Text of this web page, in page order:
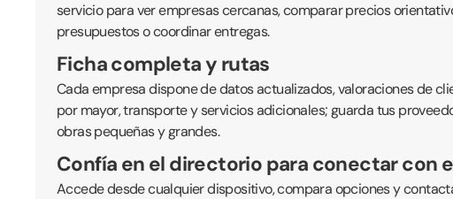
servicio para ver empresas cercanas, comparar precios
presupuestos o coordinar entregas.
Ficha completa y rutas
Cada empresa dispone de datos actualizados, valoraciones de
por mayor, transporte y servicios adicionales; guarda tus
obras pequeñas y grandes.
Confía en el directorio para conectar con
Accede desde cualquier dispositivo, compara opciones y